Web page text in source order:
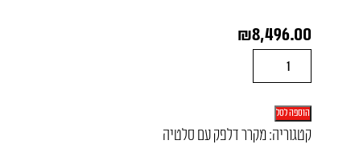
₪8,496.00
כמות
של
מקרר
דלפק
הוספה לסל
קטגוריה:מקרר דלפק עם סלטיה